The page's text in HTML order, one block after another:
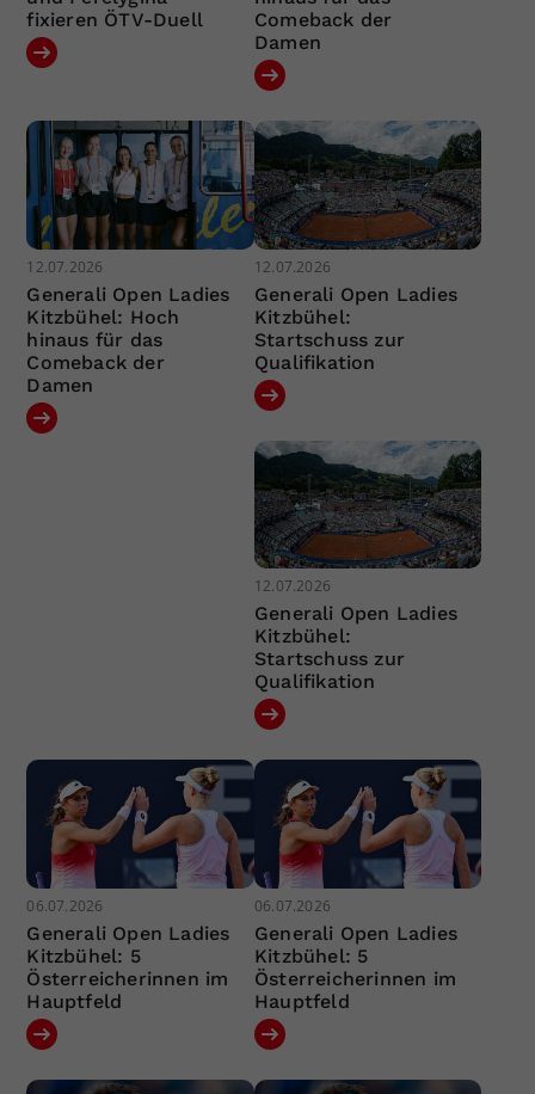
fixieren ÖTV-Duell
Comeback der
Damen
12.07.2026
Generali Open Ladies
Kitzbühel: Hoch
hinaus für das
Comeback der
Damen
12.07.2026
Generali Open Ladies
Kitzbühel:
Startschuss zur
Qualifikation
12.07.2026
Generali Open Ladies
Kitzbühel:
Startschuss zur
Qualifikation
06.07.2026
Generali Open Ladies
Kitzbühel: 5
Österreicherinnen im
Hauptfeld
06.07.2026
Generali Open Ladies
Kitzbühel: 5
Österreicherinnen im
Hauptfeld